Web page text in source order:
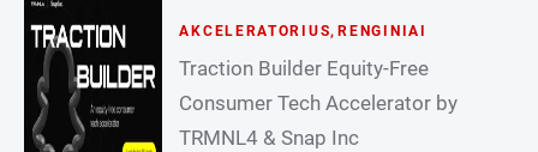
AKCELERATORIUS, RENGINIAI
Traction Builder Equity-Free
Consumer Tech Accelerator by
TRMNL4 & Snap Inc